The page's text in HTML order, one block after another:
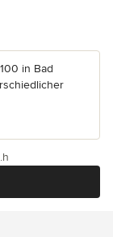
in Bad